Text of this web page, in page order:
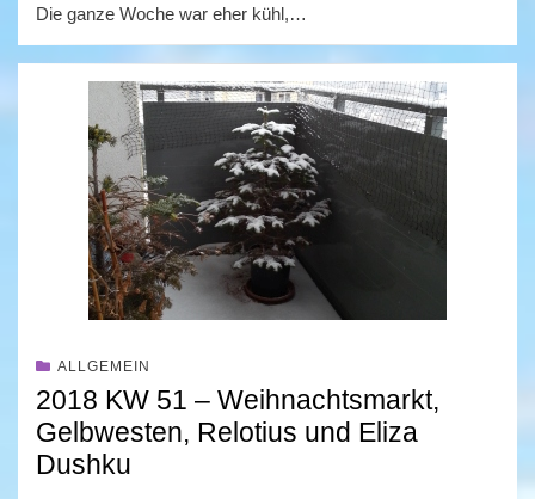
Die ganze Woche war eher kühl,…
ALLGEMEIN
2018 KW 51 – Weihnachtsmarkt,
Gelbwesten, Relotius und Eliza
Dushku